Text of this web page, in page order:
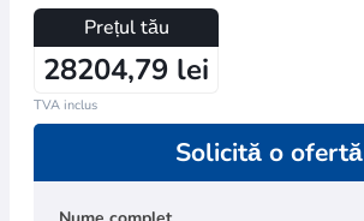
Prețul tău
28204,79 lei
TVA inclus
Solicită o ofertă